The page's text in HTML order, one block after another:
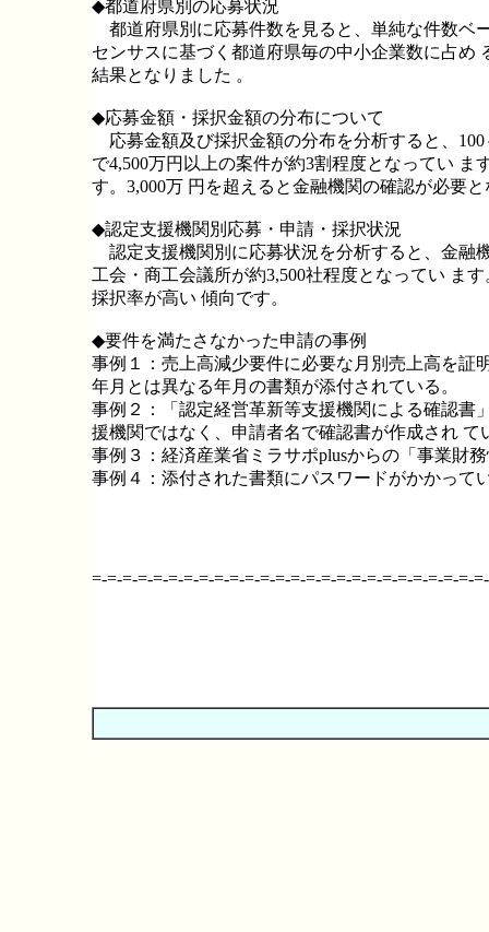
◆都道府県別の応募状況
都道府県別に応募件数を見ると、単純な件数ベ
センサスに基づく都道府県毎の中小企業数に占め
結果となりました 。
◆応募金額・採択金額の分布について
応募金額及び採択金額の分布を分析すると、
で4,500万円以上の案件が約3割程度となってい
す。3,000万 円を超えると金融機関の確認が必要
◆認定支援機関別応募・申請・採択状況
認定支援機関別に応募状況を分析すると、金融
工会・商工会議所が約3,500社程度となってい ま
採択率が高い 傾向です。
◆要件を満たさなかった申請の事例
事例１：売上高減少要件に必要な月別売上高を証
年月とは異なる年月の書類が添付されている。
事例２：「認定経営革新等支援機関による確認書
援機関ではなく、申請者名で確認書が作成され て
事例３：経済産業省ミラサポplusからの「事業財
事例４：添付された書類にパスワードがかかって
=-=-=-=-=-=-=-=-=-=-=-=-=-=-=-=-=-=-=-=-=-=-=-=-=-